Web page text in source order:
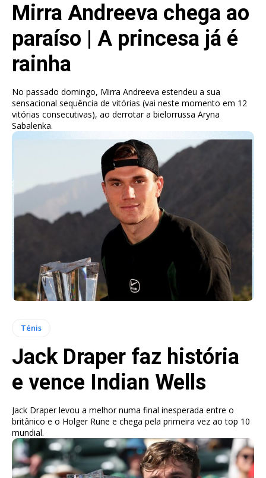
Mirra Andreeva chega ao
paraíso | A princesa já é
rainha
No passado domingo, Mirra Andreeva estendeu a sua
sensacional sequência de vitórias (vai neste momento em 12
vitórias consecutivas), ao derrotar a bielorrussa Aryna
Sabalenka.
Ténis
Jack Draper faz história
e vence Indian Wells
Jack Draper levou a melhor numa final inesperada entre o
britânico e o Holger Rune e chega pela primeira vez ao top 10
mundial.